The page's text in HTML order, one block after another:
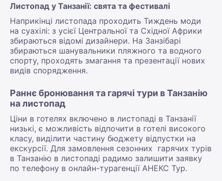
Листопад у Танзанії: свята та фестивалі
Наприкінці листопада проходить Тиждень моди
на суахілі: з усієї Центральної та Східної Африки
збираються відомі дизайнери. На Занзібарі
збираються шанувальники пляжного та водного
спорту, проходять змагання та презентації нових
видів спорядження.
Раннє бронювання та гарячі тури в Танзанію
на листопад
Ціни в готелях включено в листопаді в Танзанії
низькі, є можливість відпочити в готелі високого
класу, виділити частину бюджету відпустки на
екскурсії. Для замовлення сезонних гарячих турів
в Танзанію в листопаді радимо залишити заявку
по телефону в онлайн-турагенції АНЕКС Тур.